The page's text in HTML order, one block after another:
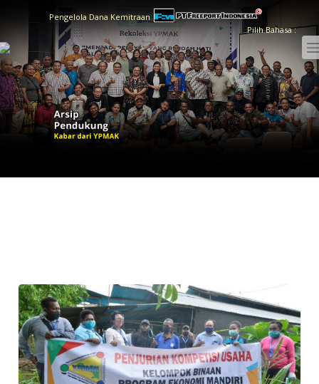
Pengelola Dana Kemitraan
Pilih Bahasa :